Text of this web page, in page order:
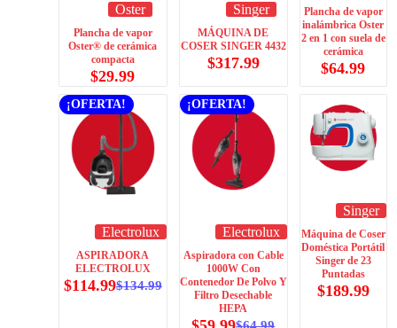
Oster
Plancha de vapor
Oster® de cerámica
compacta
$29.99
Singer
MÁQUINA DE
COSER SINGER 4432
$317.99
Plancha de vapor
inalámbrica Oster
2 en 1 con suela de
cerámica
$64.99
¡OFERTA!
Electrolux
ASPIRADORA
ELECTROLUX
$134.99
$114.99
¡OFERTA!
Electrolux
Aspiradora con Cable
1000W Con
Contenedor De Polvo Y
Filtro Desechable
HEPA
Singer
Máquina de Coser
Doméstica Portátil
Singer de 23
Puntadas
$189.99